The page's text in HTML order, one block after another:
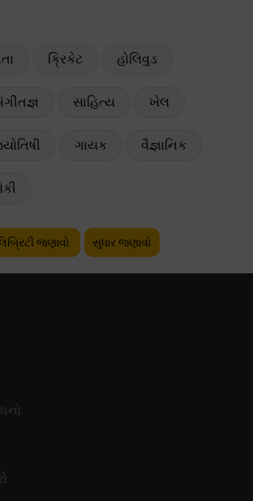
ક્રિકેટ હોલિવુડ
સાહિત્ય ખેલ
ગાયક વૈજ્ઞાનિક
જણાવો સુધાર જણાવો